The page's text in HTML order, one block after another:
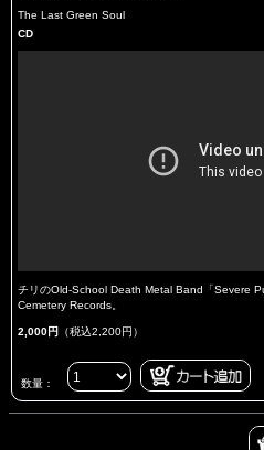
The Last Green Soul
CD
チリのOld-School Death Metal Band「Severe
Cemetery Records。
2,000円 （税込2,200円）
数量：